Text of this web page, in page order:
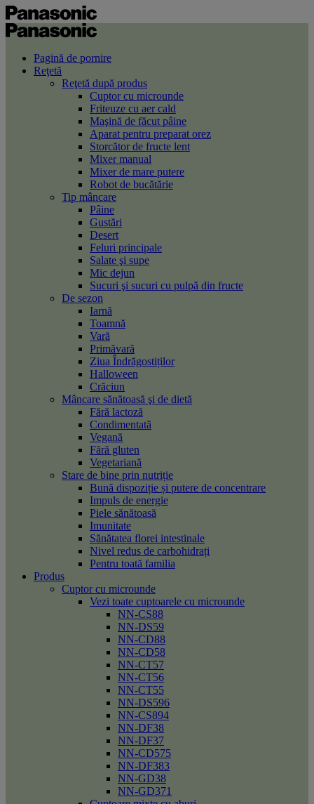
Pagină de pornire
Reţetă
Reţetă după produs
Cuptor cu microunde
Friteuze cu aer cald
Maşină de făcut pâine
Aparat pentru preparat orez
Storcător de fructe lent
Mixer manual
Mixer de mare putere
Robot de bucătărie
Tip mâncare
Pâine
Gustări
Desert
Feluri principale
Salate şi supe
Mic dejun
Sucuri şi sucuri cu pulpă din fructe
De sezon
Iarnă
Toamnă
Vară
Primăvară
Ziua Îndrăgostiților
Halloween
Crăciun
Mâncare sănătoasă şi de dietă
Fără lactoză
Condimentată
Vegană
Fără gluten
Vegetariană
Stare de bine prin nutriție
Bună dispoziție și putere de concentrare
Impuls de energie
Piele sănătoasă
Imunitate
Sănătatea florei intestinale
Nivel redus de carbohidrați
Pentru toată familia
Produs
Cuptor cu microunde
Vezi toate cuptoarele cu microunde
NN-CS88
NN-DS59
NN-CD88
NN-CD58
NN-CT57
NN-CT56
NN-CT55
NN-DS596
NN-CS894
NN-DF38
NN-DF37
NN-CD575
NN-DF383
NN-GD38
NN-GD371